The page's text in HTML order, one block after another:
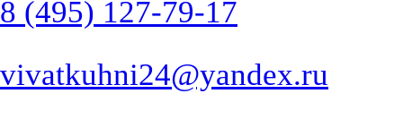
8 (495) 127-79-17
vivatkuhni24@yandex.ru